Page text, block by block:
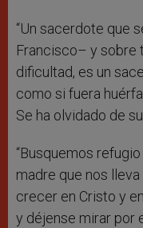
“Un sacerdote que
Francisco– y sobre
dificultad, es un
como si fuera
Se ha olvidado de
“Busquemos
madre que nos
crecer en Cristo y
y déjense mirar por